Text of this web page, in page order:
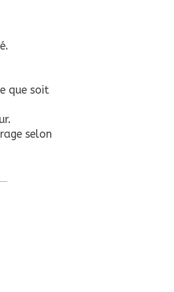
que soit
selon